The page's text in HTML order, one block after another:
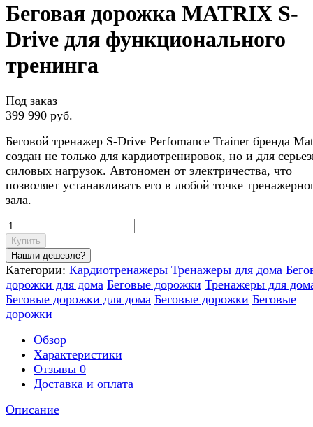
Беговая дорожка MATRIX S-
Drive для функционального
тренинга
Под заказ
399 990 руб.
Беговой тренажер S-Drive Perfomance Trainer бренда
создан не только для кардиотренировок, но и для
силовых нагрузок. Автономен от электричества, что
позволяет устанавливать его в любой точке
зала.
Купить
Категории: Кардиотренажеры Тренажеры для дома
дорожки для дома Беговые дорожки Тренажеры для
Беговые дорожки для дома Беговые дорожки Беговые
дорожки
Обзор
Характеристики
Отзывы 0
Доставка и оплата
Описание